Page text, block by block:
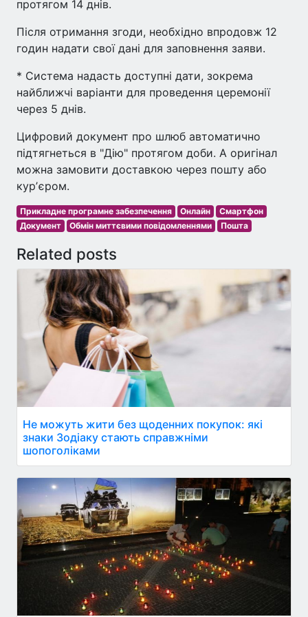
протягом 14 днів.
Після отримання згоди, необхідно впродовж 12
годин надати свої дані для заповнення заяви.
* Система надасть доступні дати, зокрема
найближчі варіанти для проведення церемонії
через 5 днів.
Цифровий документ про шлюб автоматично
підтягнеться в "Дію" протягом доби. А оригінал
можна замовити доставкою через пошту або
курʼєром.
Прикладне програмне забезпечення Онлайн
Смартфон
Документ
Обмін миттєвими повідомленнями Пошта
Related posts
Не можуть жити без щоденних покупок: які
знаки Зодіаку стають справжніми
шопоголіками